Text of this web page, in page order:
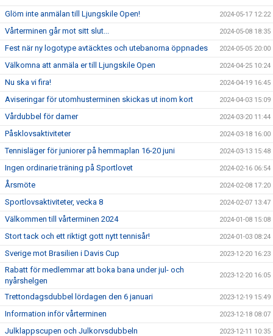
Glöm inte anmälan till Ljungskile Open! 2024-05-17 12:22
Vårterminen går mot sitt slut... 2024-05-08 18:35
Fest när ny logotype avtäcktes och utebanorna öppnades 2024-05-05 20:00
Välkomna att anmäla er till Ljungskile Open 2024-04-25 10:24
Nu ska vi fira! 2024-04-19 16:45
Aviseringar för utomhusterminen skickas ut inom kort 2024-04-03 15:09
Vårdubbel för damer 2024-03-20 11:44
Påsklovsaktiviteter 2024-03-18 16:00
Tennisläger för juniorer på hemmaplan 16-20 juni 2024-03-13 15:48
Ingen ordinarie träning på Sportlovet 2024-02-16 06:54
Årsmöte 2024-02-08 17:20
Sportlovsaktiviteter, vecka 8 2024-02-07 13:47
Välkommen till vårterminen 2024 2024-01-08 15:08
Stort tack och ett riktigt gott nytt tennisår! 2024-01-03 08:24
Sverige mot Brasilien i Davis Cup 2023-12-20 16:23
Rabatt för medlemmar att boka bana under jul- och
nyårshelgen
2023-12-20 16:05
Trettondagsdubbel lördagen den 6 januari 2023-12-19 15:49
Information inför vårterminen 2023-12-18 08:07
Julklappscupen och Julkorvsdubbeln 2023-12-11 10:35